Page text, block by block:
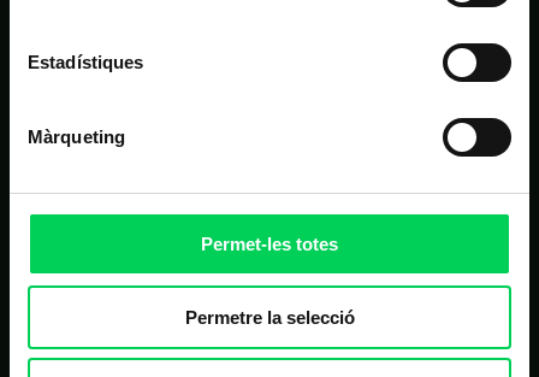
Estadístiques
Màrqueting
Permet-les totes
Permetre la selecció
Inici
Contacte